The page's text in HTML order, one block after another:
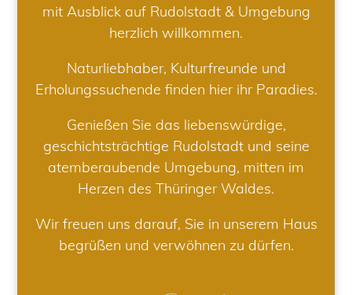
mit Ausblick auf Rudolstadt & Umgebung
herzlich willkommen.
Naturliebhaber, Kulturfreunde und
Erholungssuchende finden hier ihr Paradies.
Genießen Sie das liebenswürdige,
geschichtsträchtige Rudolstadt und seine
atemberaubende Umgebung, mitten im
Herzen des Thüringer Waldes.
Wir freuen uns darauf, Sie in unserem Haus
begrüßen und verwöhnen zu dürfen.